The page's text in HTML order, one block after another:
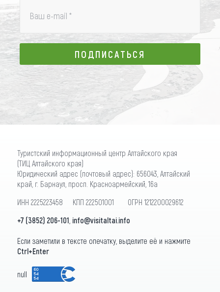
Ваш e-mail *
ПОДПИСАТЬСЯ
ПОДПИСАТЬСЯ
Туристский информационный центр Алтайского края
(ТИЦ Алтайского края)
Юридический адрес (почтовый адрес): 656043, Алтайский
край, г. Барнаул, просп. Красноармейский, 16а
ИНН 2225223458 КПП 222501001 ОГРН 1212200029612
+7 (3852) 206-101 info@visitaltai.info
Если заметили в тексте опечатку, выделите её и нажмите
Ctrl+Enter
null